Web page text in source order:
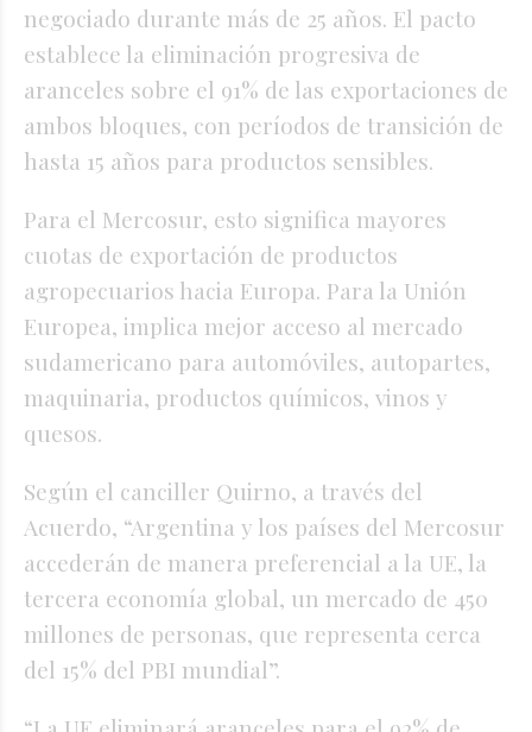
negociado durante más de 25 años. El pacto
establece la eliminación progresiva de
aranceles sobre el 91% de las exportaciones de
ambos bloques, con períodos de transición de
hasta 15 años para productos sensibles.
Para el Mercosur, esto significa mayores
cuotas de exportación de productos
agropecuarios hacia Europa. Para la Unión
Europea, implica mejor acceso al mercado
sudamericano para automóviles, autopartes,
maquinaria, productos químicos, vinos y
quesos.
Según el canciller Quirno, a través del
Acuerdo, “Argentina y los países del Mercosur
accederán de manera preferencial a la UE, la
tercera economía global, un mercado de 450
millones de personas, que representa cerca
del 15% del PBI mundial”.